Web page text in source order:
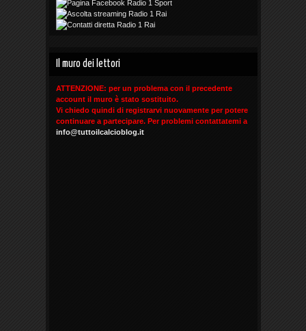
Il muro dei lettori
ATTENZIONE: per un problema con il precedente
account il muro è stato sostituito.
Vi chiedo quindi di registrarvi nuovamente per potere
continuare a partecipare. Per problemi contattatemi a
info@tuttoilcalcioblog.it